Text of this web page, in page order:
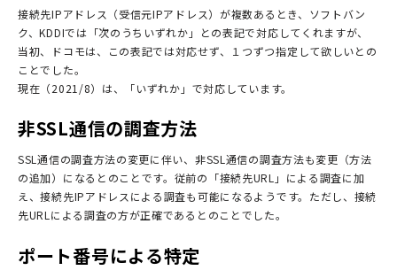
接続先IPアドレス（受信元IPアドレス）が複数あるとき、ソフトバン
ク、KDDIでは「次のうちいずれか」との表記で対応してくれますが、
当初、ドコモは、この表記では対応せず、１つずつ指定して欲しいとの
ことでした。
現在（2021/8）は、「いずれか」で対応しています。
非SSL通信の調査方法
SSL通信の調査方法の変更に伴い、非SSL通信の調査方法も変更（方法
の追加）になるとのことです。従前の「接続先URL」による調査に加
え、接続先IPアドレスによる調査も可能になるようです。ただし、接続
先URLによる調査の方が正確であるとのことでした。
ポート番号による特定